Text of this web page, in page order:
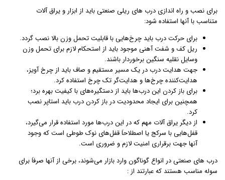
برای نصب و راه اندازی درب های ریلی صنعتی باید از ابزار و یراق آلات
متناسب با آنها استفاده شود:
برای حرکت درب باید چرخ‌هایی با قابلیت تحمل وزن بالا نصب گردد.
ریل کف و شفت آهنی موجود باید از استحکام لازم برای تحمل وزن
وسایل نقلیه سنگین برخوردار باشند.
جهت هدایت درب در یک مسیر مستقیم و صاف باید از چرخ آویز،
هدایت‌کننده چرخ‌ها و هدایت‌گر تک چرخ استفاده کرد.
برای باز کردن این درب‌ها باید از دستگیره‌های با کیفیت بهره برد؛
همچنین برای ایجاد محدودیت در باز کردن درب باید استاپر نصب
کرد.
از دیگر یراق آلات مهم که در این درب‌ها مورد استفاده قرار می‌گیرد،
قفل‌هایی با سرکج یا اصطلاحاَ قفل‌های نوک طوطی است که وجود
آنها جهت برقراری امنیت لازم و ضروری است.
درب های صنعتی در انواع گوناگون وارد بازار می‌شوند، برخی از آنها صرفاَ برای
سوله مناسب هستند که عبارتند از :